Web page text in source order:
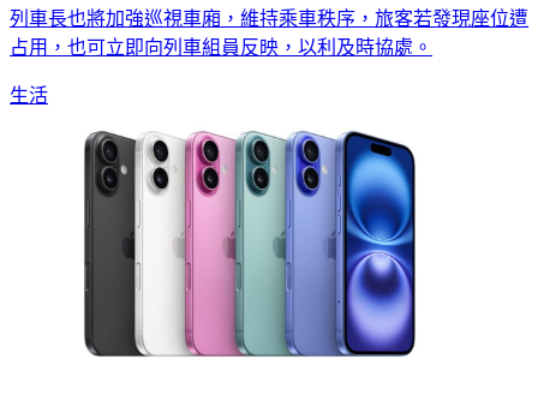
占用，也可立即向列車組員反映，以利及時協處。